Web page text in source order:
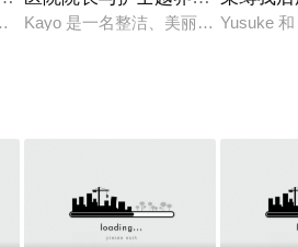
叔。一直喜欢叔叔这个男人的
Kayo 是一名整洁、美丽、已婚的护
Yusuke